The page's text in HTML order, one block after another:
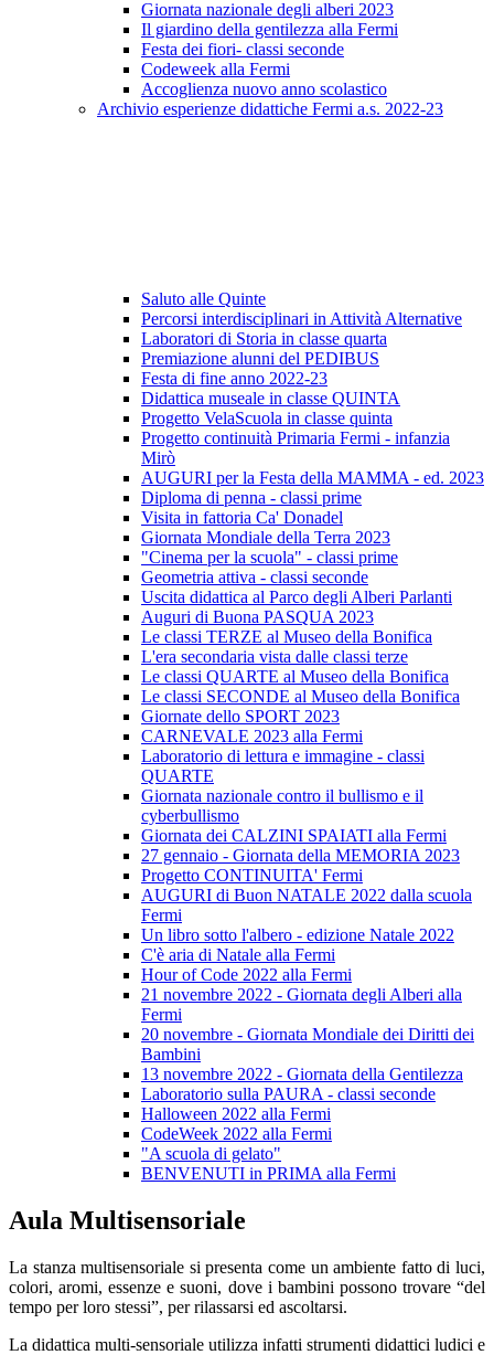
Giornata nazionale degli alberi 2023
Il giardino della gentilezza alla Fermi
Festa dei fiori- classi seconde
Codeweek alla Fermi
Accoglienza nuovo anno scolastico
Archivio esperienze didattiche Fermi a.s. 2022-23
Saluto alle Quinte
Percorsi interdisciplinari in Attività Alternative
Laboratori di Storia in classe quarta
Premiazione alunni del PEDIBUS
Festa di fine anno 2022-23
Didattica museale in classe QUINTA
Progetto VelaScuola in classe quinta
Progetto continuità Primaria Fermi - infanzia
Mirò
AUGURI per la Festa della MAMMA - ed. 2023
Diploma di penna - classi prime
Visita in fattoria Ca' Donadel
Giornata Mondiale della Terra 2023
"Cinema per la scuola" - classi prime
Geometria attiva - classi seconde
Uscita didattica al Parco degli Alberi Parlanti
Auguri di Buona PASQUA 2023
Le classi TERZE al Museo della Bonifica
L'era secondaria vista dalle classi terze
Le classi QUARTE al Museo della Bonifica
Le classi SECONDE al Museo della Bonifica
Giornate dello SPORT 2023
CARNEVALE 2023 alla Fermi
Laboratorio di lettura e immagine - classi
QUARTE
Giornata nazionale contro il bullismo e il
cyberbullismo
Giornata dei CALZINI SPAIATI alla Fermi
27 gennaio - Giornata della MEMORIA 2023
Progetto CONTINUITA' Fermi
AUGURI di Buon NATALE 2022 dalla scuola
Fermi
Un libro sotto l'albero - edizione Natale 2022
C'è aria di Natale alla Fermi
Hour of Code 2022 alla Fermi
21 novembre 2022 - Giornata degli Alberi alla
Fermi
20 novembre - Giornata Mondiale dei Diritti dei
Bambini
13 novembre 2022 - Giornata della Gentilezza
Laboratorio sulla PAURA - classi seconde
Halloween 2022 alla Fermi
CodeWeek 2022 alla Fermi
"A scuola di gelato"
BENVENUTI in PRIMA alla Fermi
Aula Multisensoriale
La stanza multisensoriale si presenta come un ambiente fatto di luci,
colori, aromi, essenze e suoni, dove i bambini possono trovare “del
tempo per loro stessi”, per rilassarsi ed ascoltarsi.
La didattica multi-sensoriale utilizza infatti strumenti didattici ludici e